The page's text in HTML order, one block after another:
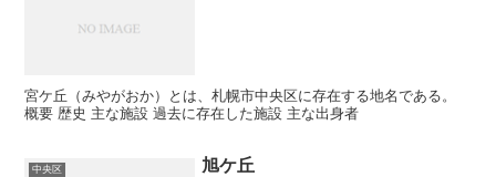
宮ケ丘（みやがおか）とは、札幌市中央区に存在する地名である。
概要 歴史 主な施設 過去に存在した施設 主な出身者
中央区 旭ケ丘